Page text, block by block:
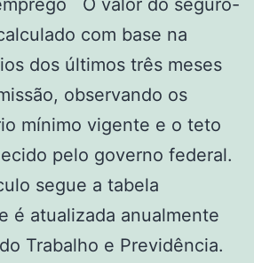
com base na
dos últimos três meses
observando os
mínimo vigente e o teto
pelo governo federal.
segue a tabela
é atualizada anualmente
Trabalho e Previdência.